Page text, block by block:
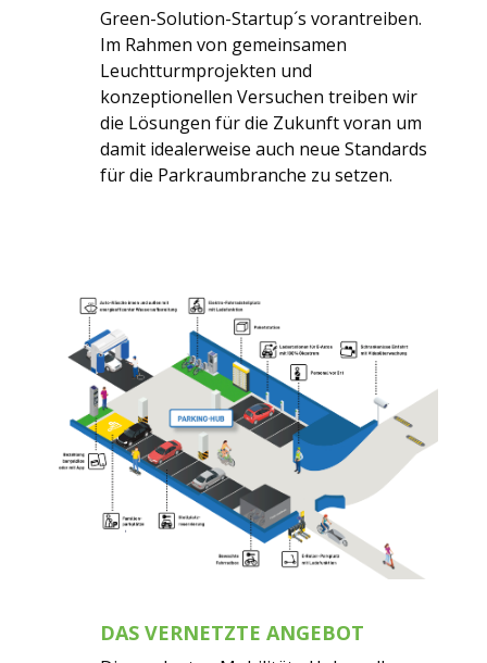
Green-Solution-Startup´s vorantreiben.
Im Rahmen von gemeinsamen
Leuchtturmprojekten und
konzeptionellen Versuchen treiben wir
die Lösungen für die Zukunft voran um
damit idealerweise auch neue Standards
für die Parkraumbranche zu setzen.
DAS VERNETZTE ANGEBOT